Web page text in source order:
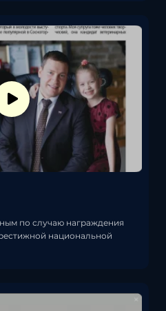
по случаю награждения
национальной